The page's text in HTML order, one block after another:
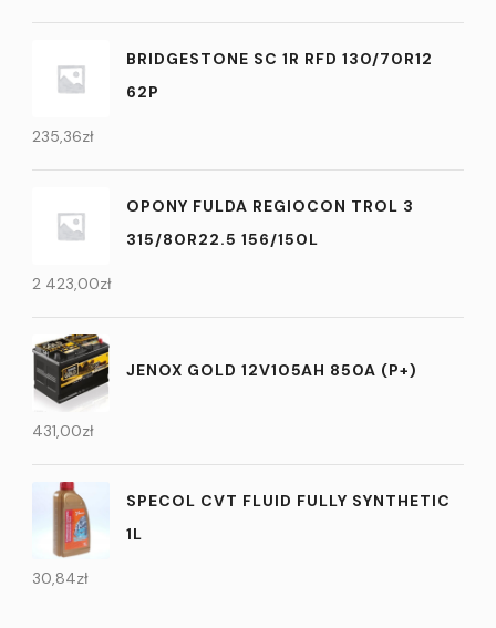
BRIDGESTONE SC 1R RFD 130/70R12
62P
235,36zł
OPONY FULDA REGIOCON TROL 3
315/80R22.5 156/150L
2 423,00zł
JENOX GOLD 12V105AH 850A (P+)
431,00zł
SPECOL CVT FLUID FULLY SYNTHETIC
1L
30,84zł